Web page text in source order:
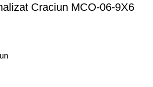
Craciun MCO-06-9X6